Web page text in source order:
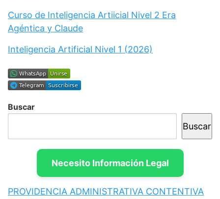
Curso de Inteligencia Artiicial Nivel 2 Era
Agéntica y Claude
Inteligencia Artificial Nivel 1 (2026)
Buscar
Buscar
Necesito Información Legal
PROVIDENCIA ADMINISTRATIVA CONTENTIVA